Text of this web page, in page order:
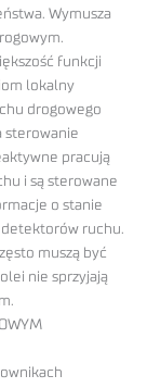
Wymusza
funkcji
lokalny
drogowego
sterowanie
pracują
i są sterowane
o stanie
detektorów ruchu.
muszą być
nie sprzyjają